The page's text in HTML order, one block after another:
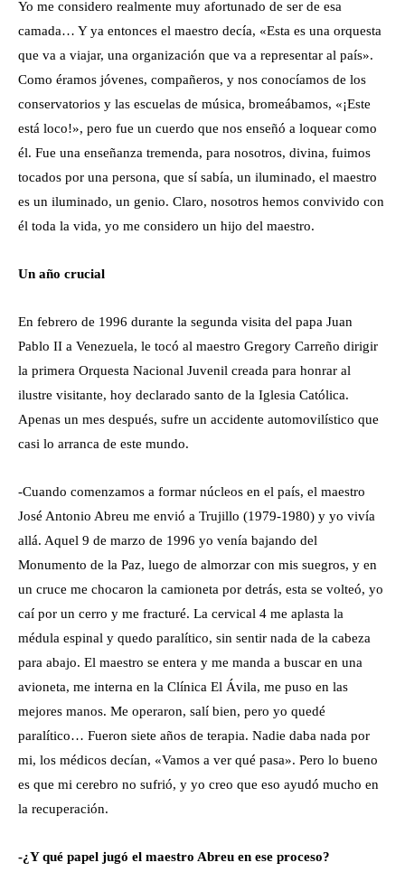
Yo me considero realmente muy afortunado de ser de esa
camada… Y ya entonces el maestro decía, «Esta es una orquesta
que va a viajar, una organización que va a representar al país».
Como éramos jóvenes, compañeros, y nos conocíamos de los
conservatorios y las escuelas de música, bromeábamos, «¡Este
está loco!», pero fue un cuerdo que nos enseñó a loquear como
él. Fue una enseñanza tremenda, para nosotros, divina, fuimos
tocados por una persona, que sí sabía, un iluminado, el maestro
es un iluminado, un genio. Claro, nosotros hemos convivido con
él toda la vida, yo me considero un hijo del maestro.
Un año crucial
En febrero de 1996 durante la segunda visita del papa Juan
Pablo II a Venezuela, le tocó al maestro Gregory Carreño dirigir
la primera Orquesta Nacional Juvenil creada para honrar al
ilustre visitante, hoy declarado santo de la Iglesia Católica.
Apenas un mes después, sufre un accidente automovilístico que
casi lo arranca de este mundo.
-Cuando comenzamos a formar núcleos en el país, el maestro
José Antonio Abreu me envió a Trujillo (1979-1980) y yo vivía
allá. Aquel 9 de marzo de 1996 yo venía bajando del
Monumento de la Paz, luego de almorzar con mis suegros, y en
un cruce me chocaron la camioneta por detrás, esta se volteó, yo
caí por un cerro y me fracturé. La cervical 4 me aplasta la
médula espinal y quedo paralítico, sin sentir nada de la cabeza
para abajo. El maestro se entera y me manda a buscar en una
avioneta, me interna en la Clínica El Ávila, me puso en las
mejores manos. Me operaron, salí bien, pero yo quedé
paralítico… Fueron siete años de terapia. Nadie daba nada por
mi, los médicos decían, «Vamos a ver qué pasa». Pero lo bueno
es que mi cerebro no sufrió, y yo creo que eso ayudó mucho en
la recuperación.
-¿Y qué papel jugó el maestro Abreu en ese proceso?